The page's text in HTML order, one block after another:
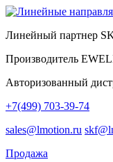
Линейный партнер
Производитель
Авторизованный
+7(499) 703-39-74
sales@lmotion.ru
Продажа